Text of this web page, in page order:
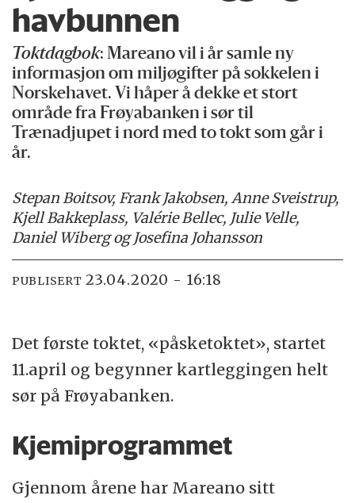
havbunnen
Toktdagbok: Mareano vil i år samle ny
informasjon om miljøgifter på sokkelen i
Norskehavet. Vi håper å dekke et stort
område fra Frøyabanken i sør til
Trænadjupet i nord med to tokt som går i
år.
Stepan Boitsov, Frank Jakobsen, Anne Sveistrup,
Kjell Bakkeplass, Valérie Bellec, Julie Velle,
Daniel Wiberg og Josefina Johansson
PUBLISERT 23.04.2020 - 16:18
Det første toktet, «påsketoktet», startet
11.april og begynner kartleggingen helt
sør på Frøyabanken.
Kjemiprogrammet
Gjennom årene har Mareano sitt